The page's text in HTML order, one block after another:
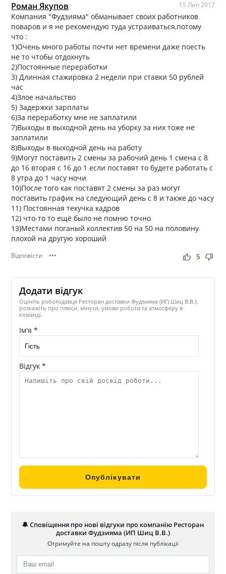
Роман Якупов 15 Лип 2017
Компания "Фудзияма" обманывает своих работников
поваров и я не рекомендую туда устраиваться,потому
что :
1)Очень много работы почти нет времени даже поесть
не то чтобы отдохнуть
2)Постоянные переработки
3) Длинная стажировка 2 недели при ставки 50 рублей
час
4)Злое начальство
5) Задержки зарплаты
6)За переработку мне не заплатили
7)Выходы в выходной день на уборку за них тоже не
заплатили
8)Выходы в выходной день на работу
9)Могут поставить 2 смены за рабочий день 1 смена с 8
до 16 вторая с 16 до 1 если поставят то будете работать с
8 утра до 1 часу ночи
10)После того как поставят 2 смены за раз могут
поставить график на следующий день с 8 и также до часу
11) Постоянная текучка кадров
12) что-то то ещё было не помню точно
13)Местами поганый коллектив 50 на 50 на половину
плохой на другую хороший
Відповісти ••• thumb_up thumb_down
5
Додати відгук
Оцініть роботодавця Ресторан доставки Фудзияма (ИП Шиц В.В.):
розкажіть про плюси, мінуси, умови роботи та атмосферу в
команді.
Ім'я *
Відгук *
🔔 Сповіщення про нові відгуки про компанію Ресторан
доставки Фудзияма (ИП Шиц В.В.)
Отримуйте на пошту одразу після публікації